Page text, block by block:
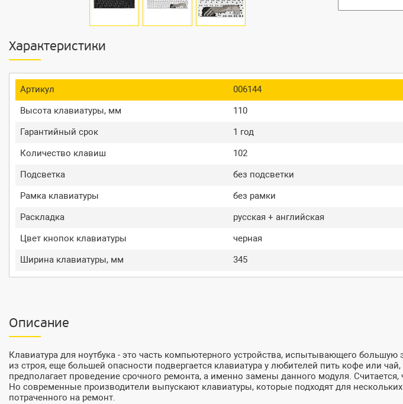
Характеристики
Артикул
006144
Высота клавиатуры, мм
110
Гарантийный срок
1 год
Количество клавиш
102
Подсветка
без подсветки
Рамка клавиатуры
без рамки
Раскладка
русская + английская
Цвет кнопок клавиатуры
черная
Ширина клавиатуры, мм
345
Описание
Клавиатура для ноутбука - это часть компьютерного устройства, испытывающего
из строя, еще большей опасности подвергается клавиатура у любителей пить кофе или
предполагает проведение срочного ремонта, а именно замены данного модуля.
Но современные производители выпускают клавиатуры, которые подходят для
потраченного на ремонт.